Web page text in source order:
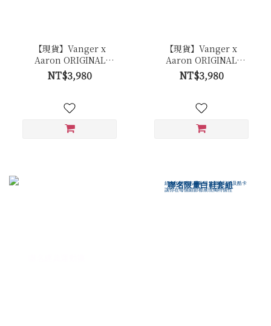
【現貨】Vanger x
Aaron ORIGINAL
Trainer 白色經典復古休
閒鞋 - Ca006卵石白(牛皮
NT$3,980
【現貨】Vanger x
Aaron ORIGINAL
Trainer 白色經典復古休
閒鞋 - Ca006皚白色(膠底)
NT$3,980
聯名限量白鞋套組
組合加贈聯名運動襪、潮流貼紙及酷卡
讓你在每個細節都展現獨特個性